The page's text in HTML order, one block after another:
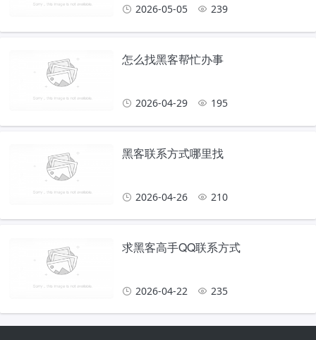
2026-05-05 239
怎么找黑客帮忙办事
2026-04-29 195
黑客联系方式哪里找
2026-04-26 210
求黑客高手QQ联系方式
2026-04-22 235